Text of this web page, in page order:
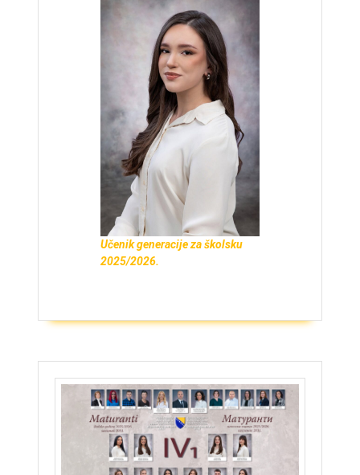
Učenik generacije za školsku
2025/2026.